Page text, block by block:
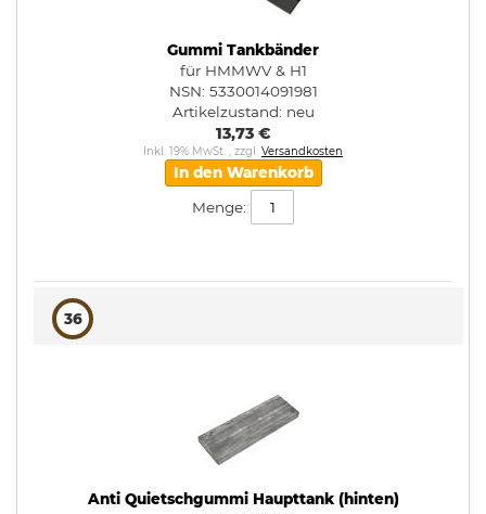
Gummi Tankbänder
für HMMWV & H1
NSN: 5330014091981
Artikelzustand: neu
13,73 €
Inkl. 19% MwSt. , zzgl. Versandkosten
In den Warenkorb
Menge:
36
Anti Quietschgummi Haupttank (hinten)